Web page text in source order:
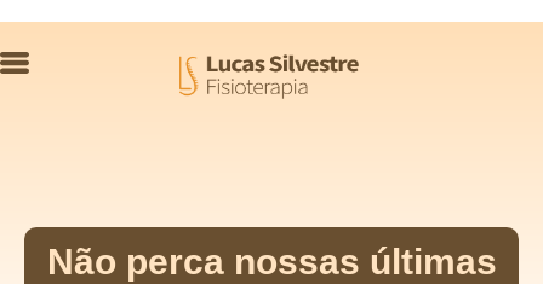
Não perca nossas últimas